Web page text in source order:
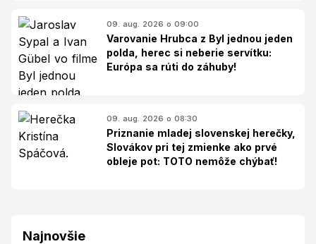
09. aug. 2026 o 09:00
Varovanie Hrubca z Byl jednou jeden
polda, herec si neberie servítku:
Európa sa rúti do záhuby!
09. aug. 2026 o 08:30
Priznanie mladej slovenskej herečky,
Slovákov pri tej zmienke ako prvé
obleje pot: TOTO nemôže chýbať!
Najnovšie